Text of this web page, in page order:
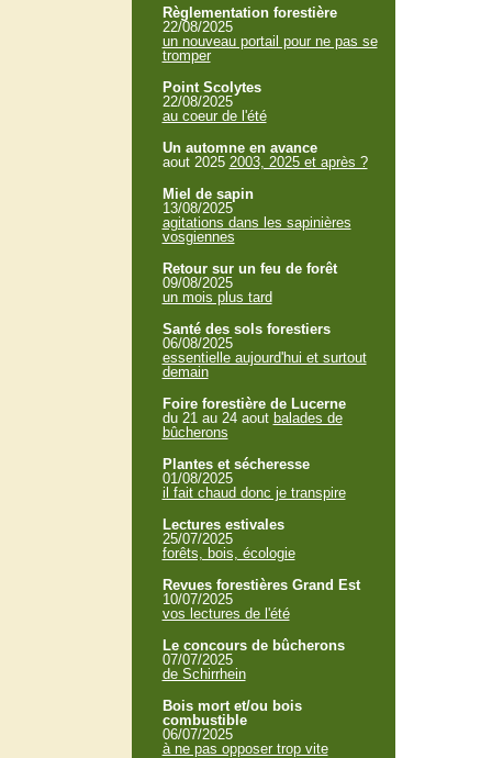
Règlementation forestière
22/08/2025
un nouveau portail pour ne pas se
tromper
Point Scolytes
22/08/2025
au coeur de l'été
Un automne en avance
aout 2025 2003, 2025 et après ?
Miel de sapin
13/08/2025
agitations dans les sapinières
vosgiennes
Retour sur un feu de forêt
09/08/2025
un mois plus tard
Santé des sols forestiers
06/08/2025
essentielle aujourd'hui et surtout
demain
Foire forestière de Lucerne
du 21 au 24 aout balades de
bûcherons
Plantes et sécheresse
01/08/2025
il fait chaud donc je transpire
Lectures estivales
25/07/2025
forêts, bois, écologie
Revues forestières Grand Est
10/07/2025
vos lectures de l'été
Le concours de bûcherons
07/07/2025
de Schirrhein
Bois mort et/ou bois
combustible
06/07/2025
à ne pas opposer trop vite